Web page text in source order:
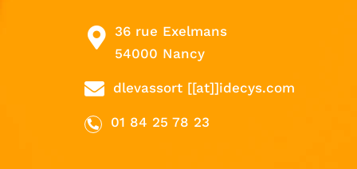
36 rue Exelmans
54000 Nancy
dlevassort [[at]]idecys.com
01 84 25 78 23